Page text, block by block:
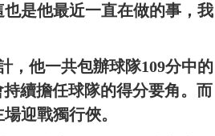
是他最近一直在做的事，我
，他一共包辦球隊109分中的
續擔任球隊的得分要角。而
迎戰獨行俠。